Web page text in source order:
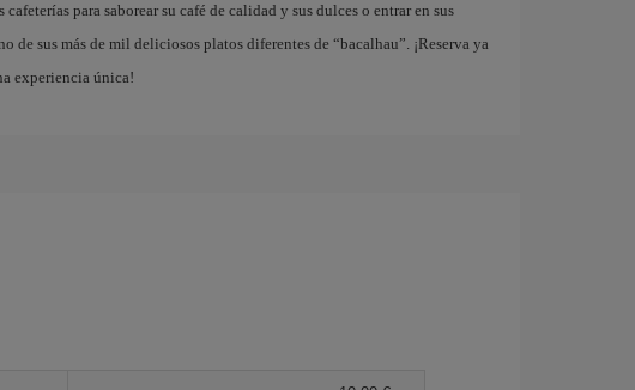
para saborear su café de calidad y sus dulces o entrar en sus
de sus más de mil deliciosos platos diferentes de “bacalhau”. ¡Reserva ya
experiencia única!